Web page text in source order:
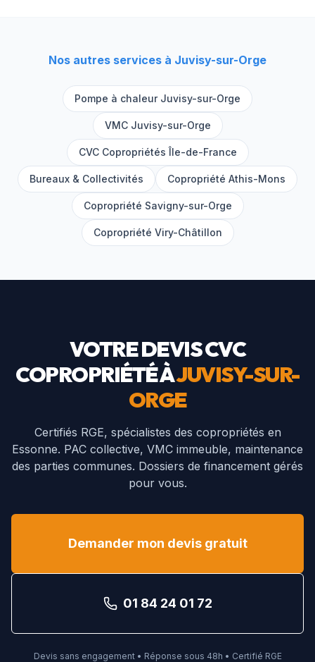
Nos autres services à Juvisy-sur-Orge
Pompe à chaleur Juvisy-sur-Orge
VMC Juvisy-sur-Orge
CVC Copropriétés Île-de-France
Bureaux & Collectivités Copropriété Athis-Mons
Copropriété Savigny-sur-Orge
Copropriété Viry-Châtillon
VOTRE DEVIS CVC
COPROPRIÉTÉ ÀJUVISY-SUR-
ORGE
Certifiés RGE, spécialistes des copropriétés en
Essonne. PAC collective, VMC immeuble, maintenance
des parties communes. Dossiers de financement gérés
pour vous.
Demander mon devis gratuit
01 84 24 01 72
Devis sans engagement • Réponse sous 48h • Certifié RGE